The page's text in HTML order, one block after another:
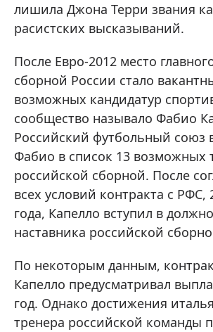
лишила Джона Терри звания
расистских высказываний.
После Евро-2012 место
сборной России стало
возможных кандидатур
сообщество называло Фабио
Российский футбольный союз
Фабио в список 13 возможных
российской сборной. После
всех условий контракта c РФС,
года, Капелло вступил в
наставника российской
По некоторым данным,
Капелло предусматривал
год. Однако достижения
тренера российской команды